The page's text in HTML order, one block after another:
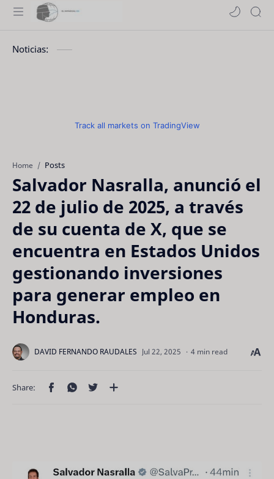
Noticias:
Track all markets on TradingView
Home Posts
Salvador Nasralla, anunció el
22 de julio de 2025, a través
de su cuenta de X, que se
encuentra en Estados Unidos
gestionando inversiones
para generar empleo en
Honduras.
4 min read